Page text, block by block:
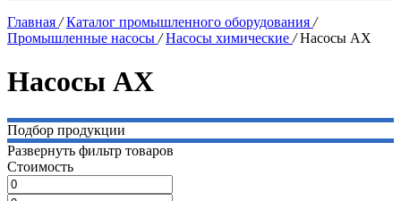
Главная / Каталог промышленного оборудования /
Промышленные насосы / Насосы химические / Насосы АХ
Насосы АХ
Подбор продукции
Развернуть фильтр товаров
Стоимость